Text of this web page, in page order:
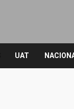
UAT